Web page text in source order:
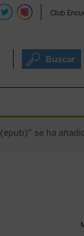
Club
Buscar
se ha